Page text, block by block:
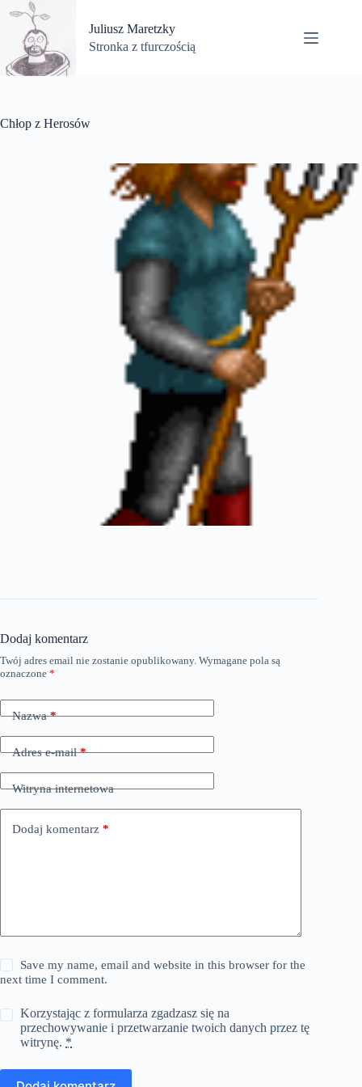
Przejdź
do
treści
Juliusz Maretzky
Stronka z tfurczością
Chłop z Herosów
Dodaj komentarz
Twój adres email nie zostanie opublikowany. Wymagane pola są
oznaczone *
Nazwa*
Adres e-mail*
Witryna internetowa
Dodaj komentarz *
Save my name, email and website in this browser for the
next time I comment.
Korzystając z formularza zgadzasz się na
przechowywanie i przetwarzanie twoich danych przez tę
witrynę. *